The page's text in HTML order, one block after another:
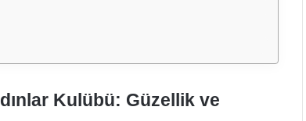
Kulübü: Güzellik ve